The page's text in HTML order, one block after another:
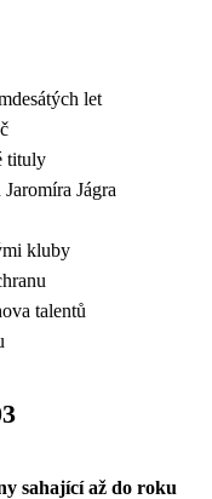
let
tituly
Jágra
kluby
talentů
sahající až do roku